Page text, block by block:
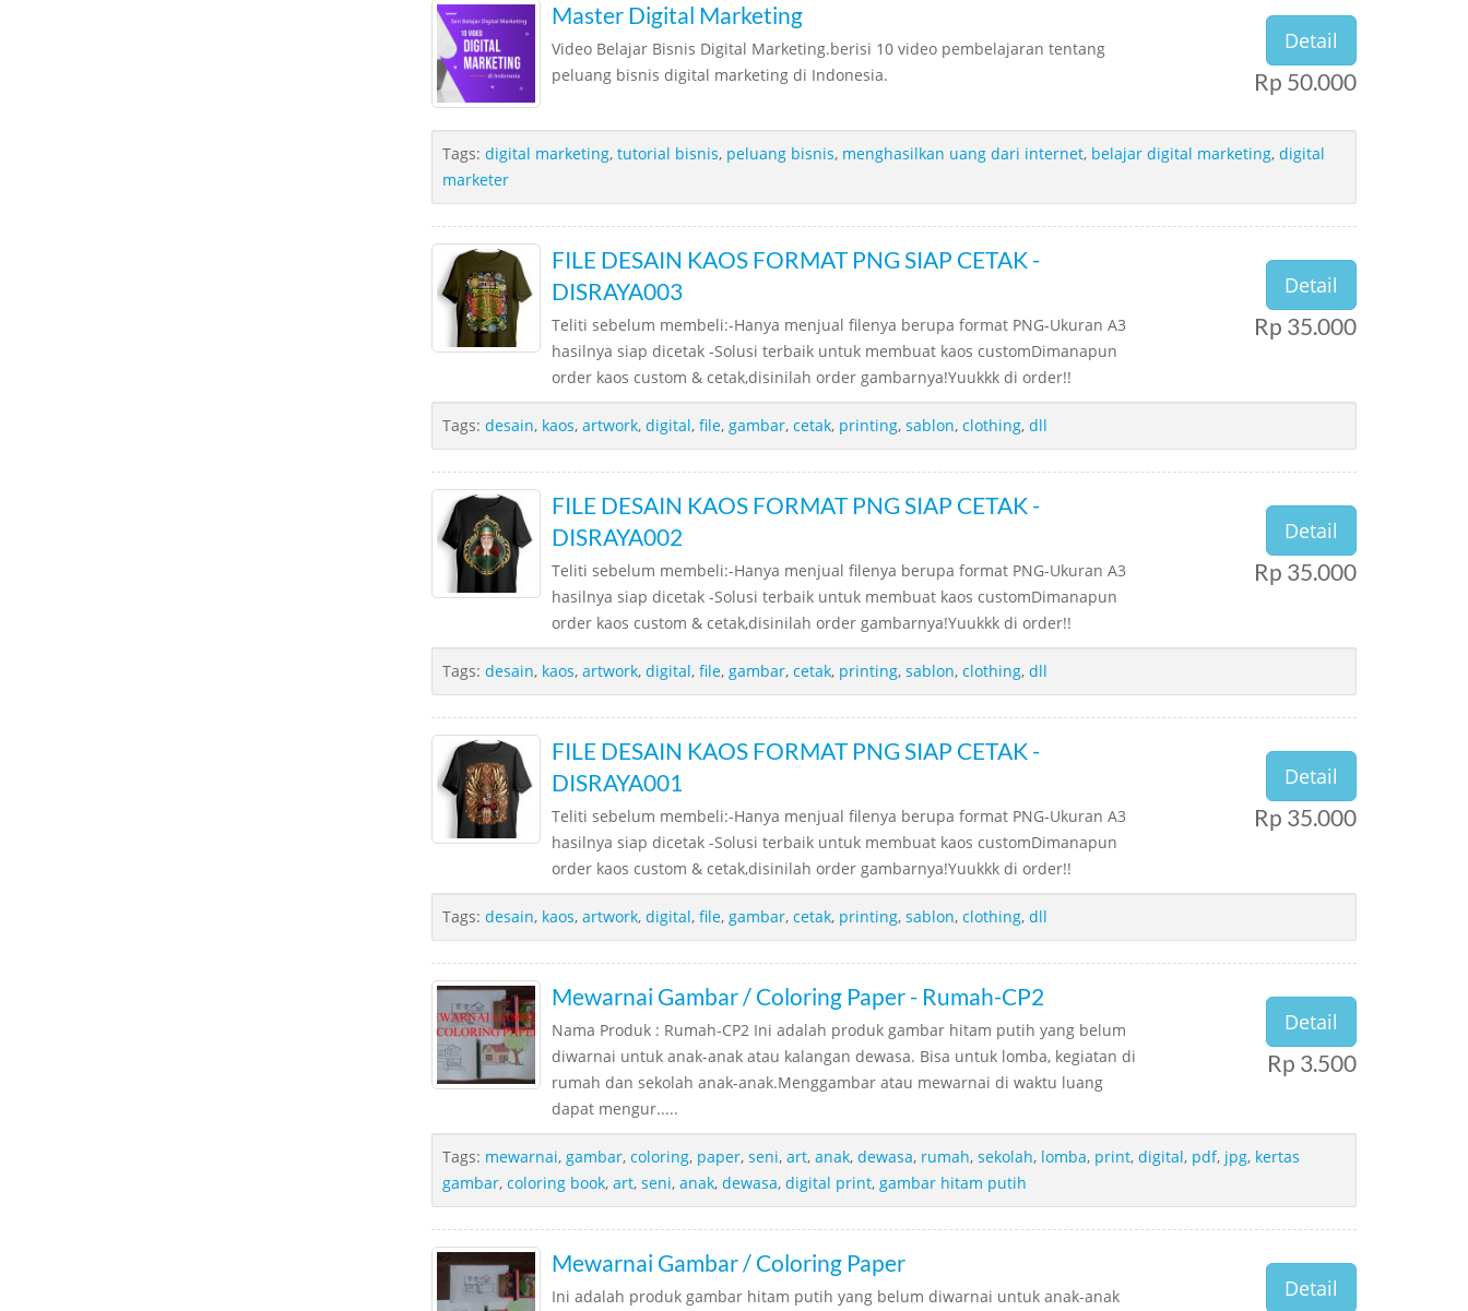
Master Digital Marketing
Video Belajar Bisnis Digital Marketing.berisi 10 video pembelajaran tentang
peluang bisnis digital marketing di Indonesia.
Detail
Rp 50.000
Tags: digital marketing, tutorial bisnis, peluang bisnis, menghasilkan uang dari internet, belajar digital marketing, digital
marketer
FILE DESAIN KAOS FORMAT PNG SIAP CETAK -
DISRAYA003
Teliti sebelum membeli:-Hanya menjual filenya berupa format PNG-Ukuran A3
hasilnya siap dicetak -Solusi terbaik untuk membuat kaos customDimanapun
order kaos custom & cetak,disinilah order gambarnya!Yuukkk di order!!
Detail
Rp 35.000
Tags: desain, kaos, artwork, digital, file, gambar, cetak, printing, sablon, clothing, dll
FILE DESAIN KAOS FORMAT PNG SIAP CETAK -
DISRAYA002
Teliti sebelum membeli:-Hanya menjual filenya berupa format PNG-Ukuran A3
hasilnya siap dicetak -Solusi terbaik untuk membuat kaos customDimanapun
order kaos custom & cetak,disinilah order gambarnya!Yuukkk di order!!
Detail
Rp 35.000
Tags: desain, kaos, artwork, digital, file, gambar, cetak, printing, sablon, clothing, dll
FILE DESAIN KAOS FORMAT PNG SIAP CETAK -
DISRAYA001
Teliti sebelum membeli:-Hanya menjual filenya berupa format PNG-Ukuran A3
hasilnya siap dicetak -Solusi terbaik untuk membuat kaos customDimanapun
order kaos custom & cetak,disinilah order gambarnya!Yuukkk di order!!
Detail
Rp 35.000
Tags: desain, kaos, artwork, digital, file, gambar, cetak, printing, sablon, clothing, dll
Mewarnai Gambar / Coloring Paper - Rumah-CP2
Nama Produk : Rumah-CP2 Ini adalah produk gambar hitam putih yang belum
diwarnai untuk anak-anak atau kalangan dewasa. Bisa untuk lomba, kegiatan di
rumah dan sekolah anak-anak.Menggambar atau mewarnai di waktu luang
dapat mengur.....
Detail
Rp 3.500
Tags: mewarnai, gambar, coloring, paper, seni, art, anak, dewasa, rumah, sekolah, lomba, print, digital, pdf, jpg, kertas
gambar, coloring book, art, seni, anak, dewasa, digital print, gambar hitam putih
Mewarnai Gambar / Coloring Paper
Ini adalah produk gambar hitam putih yang belum diwarnai untuk anak-anak
Detail